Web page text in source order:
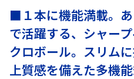
■１本に機能満載。
で活躍する、シャー
クロボール。スリムに
上質感を備えた多機能